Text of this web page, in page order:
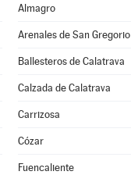
Almagro
Arenales de San Gregorio
Ballesteros de Calatrava
Calzada de Calatrava
Carrizosa
Cózar
Fuencaliente